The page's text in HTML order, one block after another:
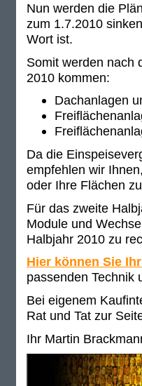
Nun werden die
zum 1.7.2010
Wort ist.
Somit werden nach
2010 kommen:
Dachanlagen
Da die
empfehlen wir
oder Ihre Flächen
Für das zweite
Module und
Halbjahr 2010 zu
Hier können Sie
passenden Technik
Bei eigenem
Rat und Tat zur
Ihr Martin